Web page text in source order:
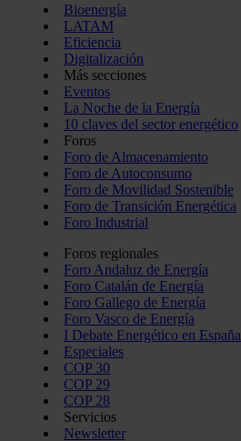
Bioenergía
LATAM
Eficiencia
Digitalización
Más secciones
Eventos
La Noche de la Energía
10 claves del sector energético
Foros
Foro de Almacenamiento
Foro de Autoconsumo
Foro de Movilidad Sostenible
Foro de Transición Energética
Foro Industrial
Foros regionales
Foro Andaluz de Energía
Foro Catalán de Energía
Foro Gallego de Energía
Foro Vasco de Energía
I Debate Energético en España
Especiales
COP 30
COP 29
COP 28
Servicios
Newsletter